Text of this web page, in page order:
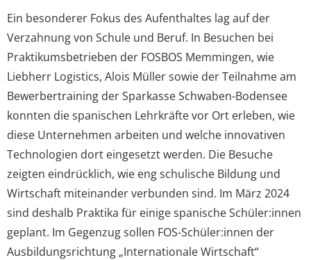
Ein besonderer Fokus des Aufenthaltes lag auf der
Verzahnung von Schule und Beruf. In Besuchen bei
Praktikumsbetrieben der FOSBOS Memmingen, wie
Liebherr Logistics, Alois Müller sowie der Teilnahme am
Bewerbertraining der Sparkasse Schwaben-Bodensee
konnten die spanischen Lehrkräfte vor Ort erleben, wie
diese Unternehmen arbeiten und welche innovativen
Technologien dort eingesetzt werden. Die Besuche
zeigten eindrücklich, wie eng schulische Bildung und
Wirtschaft miteinander verbunden sind. Im März 2024
sind deshalb Praktika für einige spanische Schüler:innen
geplant. Im Gegenzug sollen FOS-Schüler:innen der
Ausbildungsrichtung „Internationale Wirtschaft“